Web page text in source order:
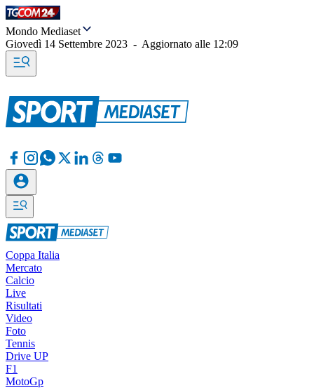
Mondo Mediaset
Giovedì 14 Settembre 2023 - Aggiornato alle 12:09
Coppa Italia
Mercato
Calcio
Live
Risultati
Video
Foto
Tennis
Drive UP
F1
MotoGp